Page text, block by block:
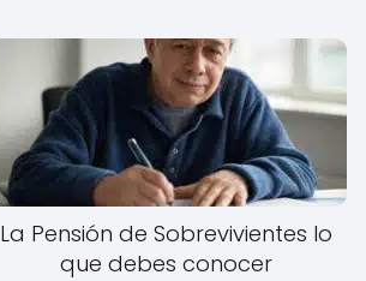
La Pensión de Sobrevivientes lo
que debes conocer